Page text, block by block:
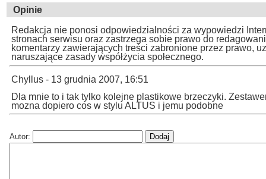
Opinie
Redakcja nie ponosi odpowiedzialności za wypowiedzi
stronach serwisu oraz zastrzega sobie prawo do
komentarzy zawierających treści zabronione przez prawo,
naruszające zasady współżycia społecznego.
Chyllus - 13 grudnia 2007, 16:51
Dla mnie to i tak tylko kolejne plastikowe brzeczyki.
mozna dopiero cos w stylu ALTUS i jemu podobne
Autor: